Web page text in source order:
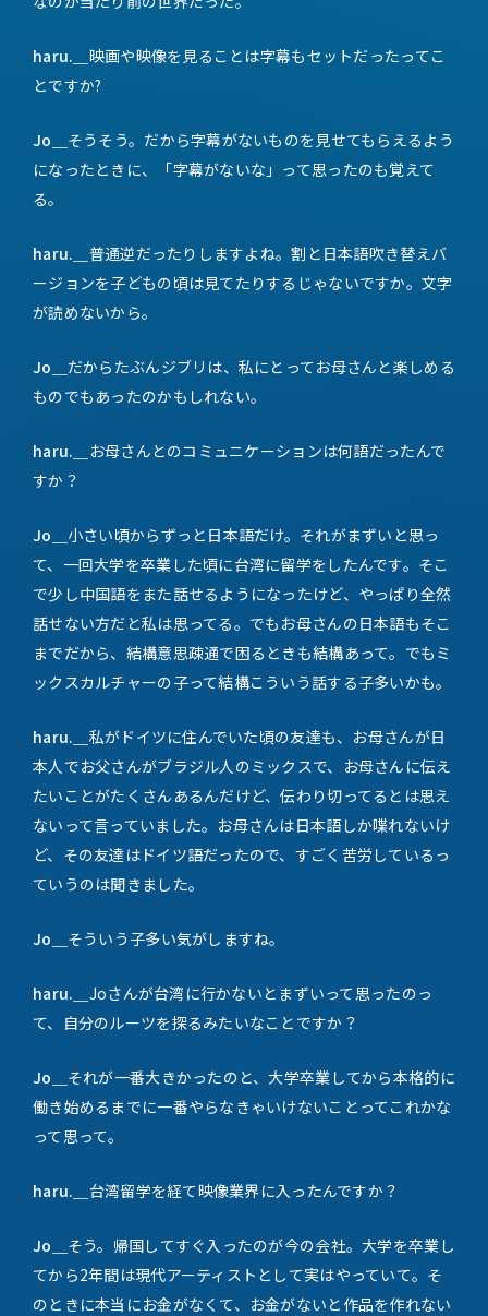
haru.＿ 映画や映像を見ることは字幕もセットだったってこ
とですか?
Jo＿ そうそう。だから字幕がないものを見せてもらえるよう
になったときに、「字幕がないな」って思ったのも覚えて
る。
haru.＿ 普通逆だったりしますよね。割と日本語吹き替えバ
ージョンを子どもの頃は見てたりするじゃないですか。文字
が読めないから。
Jo＿ だからたぶんジブリは、私にとってお母さんと楽しめる
ものでもあったのかもしれない。
haru.＿
お母さんとのコミュニケーションは何語だったんで
すか？
Jo＿ 小さい頃からずっと日本語だけ。それがまずいと思っ
て、一回大学を卒業した頃に台湾に留学をしたんです。そこ
で少し中国語をまた話せるようになったけど、やっぱり全然
話せない方だと私は思ってる。でもお母さんの日本語もそこ
までだから、結構意思疎通で困るときも結構あって。でもミ
ックスカルチャーの子って結構こういう話する子多いかも。
haru.＿ 私がドイツに住んでいた頃の友達も、お母さんが日
本人でお父さんがブラジル人のミックスで、お母さんに伝え
たいことがたくさんあるんだけど、伝わり切ってるとは思え
ないって言っていました。お母さんは日本語しか喋れないけ
ど、その友達はドイツ語だったので、すごく苦労しているっ
ていうのは聞きました。
Jo＿ そういう子多い気がしますね。
haru.＿ Joさんが台湾に行かないとまずいって思ったのっ
て、自分のルーツを探るみたいなことですか？
Jo＿ それが一番大きかったのと、大学卒業してから本格的に
働き始めるまでに一番やらなきゃいけないことってこれかな
って思って。
haru.＿ 台湾留学を経て映像業界に入ったんですか？
Jo＿ そう。帰国してすぐ入ったのが今の会社。大学を卒業し
てから2年間は現代アーティストとして実はやっていて。そ
のときに本当にお金がなくて、お金がないと作品を作れない